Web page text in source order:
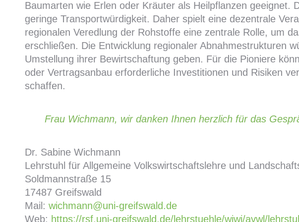
Baumarten wie Erlen oder Kräuter als Heilpflanzen geeignet.
geringe Transportwürdigkeit. Daher spielt eine dezentrale
regionalen Veredlung der Rohstoffe eine zentrale Rolle, um
erschließen. Die Entwicklung regionaler Abnahmestrukturen
Umstellung ihrer Bewirtschaftung geben. Für die Pioniere
oder Vertragsanbau erforderliche Investitionen und Risiken
schaffen.
Frau Wichmann, wir danken Ihnen herzlich für das
Dr. Sabine Wichmann
Lehrstuhl für Allgemeine Volkswirtschaftslehre und
Soldmannstraße 15
17487 Greifswald
Mail: wichmann@uni-greifswald.de
Web: https://rsf.uni-greifswald.de/lehrstuehle/wiwi/avwl/